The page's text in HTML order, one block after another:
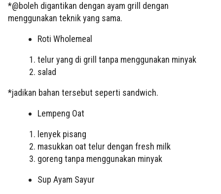
*@boleh digantikan dengan ayam grill dengan
menggunakan teknik yang sama.
Roti Wholemeal
telur yang di grill tanpa menggunakan minyak
salad
*jadikan bahan tersebut seperti sandwich.
Lempeng Oat
lenyek pisang
masukkan oat telur dengan fresh milk
goreng tanpa menggunakan minyak
Sup Ayam Sayur